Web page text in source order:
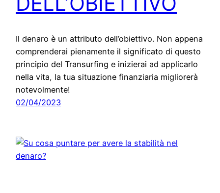
Il denaro è un attributo dell’obiettivo. Non appena
comprenderai pienamente il significato di questo
principio del Transurfing e inizierai ad applicarlo
nella vita, la tua situazione finanziaria migliorerà
notevolmente!
02/04/2023